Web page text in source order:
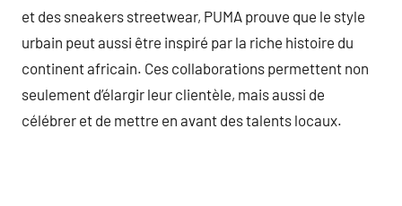
et des sneakers streetwear, PUMA prouve que le style
urbain peut aussi être inspiré par la riche histoire du
continent africain. Ces collaborations permettent non
seulement d’élargir leur clientèle, mais aussi de
célébrer et de mettre en avant des talents locaux.